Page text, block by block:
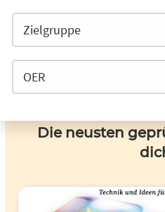
Die neusten